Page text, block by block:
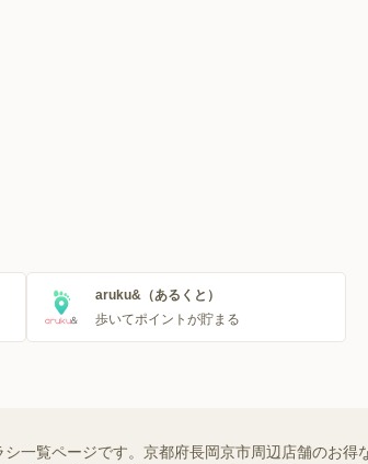
aruku&（あるくと）
歩いてポイントが貯まる
一覧ページです。京都府長岡京市周辺店舗のお